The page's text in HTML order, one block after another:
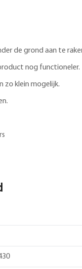
de grond aan te
nog functioneler.
zo klein mogelijk.